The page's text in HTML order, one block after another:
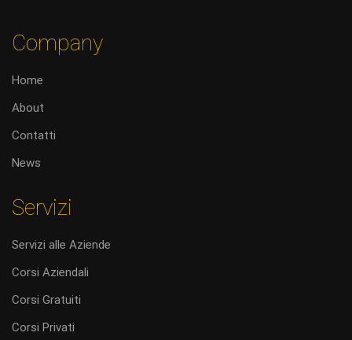
Company
Home
About
Contatti
News
Servizi
Servizi alle Aziende
Corsi Aziendali
Corsi Gratuiti
Corsi Privati